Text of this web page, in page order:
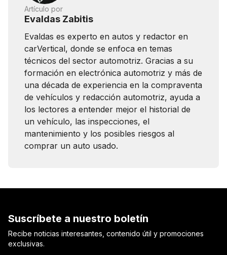
Artículo por
Evaldas Zabitis
Evaldas es experto en autos y redactor en
carVertical, donde se enfoca en temas
técnicos del sector automotriz. Gracias a su
formación en electrónica automotriz y más de
una década de experiencia en la compraventa
de vehículos y redacción automotriz, ayuda a
los lectores a entender mejor el historial de
un vehículo, las inspecciones, el
mantenimiento y los posibles riesgos al
comprar un auto usado.
Suscríbete a nuestro boletín
Recibe noticias interesantes, contenido útil y promociones
exclusivas.